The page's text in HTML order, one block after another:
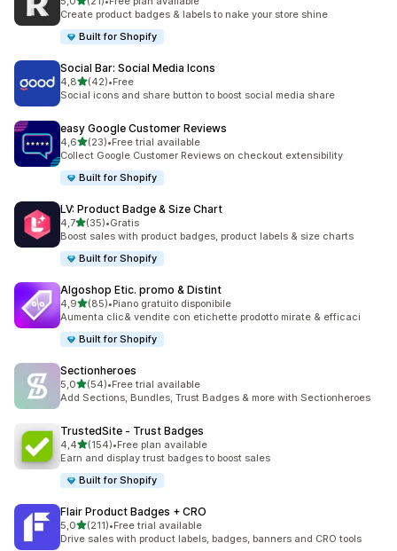
21 recensioni totali
Create product badges & labels to nake your store shine
Built for Shopify
Social Bar: Social Media Icons
4,8stelle su 5
(42)
42 recensioni totali
•Free
Social icons and share button to boost social media share
easy Google Customer Reviews
4,6stelle su 5
(23)
23 recensioni totali
•Free trial available
Collect Google Customer Reviews on checkout extensibility
Built for Shopify
LV: Product Badge & Size Chart
4,7stelle su 5
(35)
35 recensioni totali
•Gratis
Boost sales with product badges, product labels & size charts
Built for Shopify
Algoshop Etic. promo & Distint
4,9stelle su 5
(85)
85 recensioni totali
•Piano gratuito disponibile
Aumenta clic& vendite con etichette prodotto mirate & efficaci
Built for Shopify
Sectionheroes
5,0stelle su 5
(54)
54 recensioni totali
•Free trial available
Add Sections, Bundles, Trust Badges & more with Sectionheroes
TrustedSite ‑ Trust Badges
4,4stelle su 5
(154)
154 recensioni totali
•Free plan available
Earn and display trust badges to boost sales
Built for Shopify
Flair Product Badges + CRO
5,0stelle su 5
(211)
211 recensioni totali
•Free trial available
Drive sales with product labels, badges, banners and CRO tools